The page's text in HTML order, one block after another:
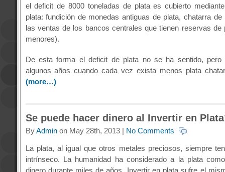
el deficit de 8000 toneladas de plata es cubierto
plata: fundición de monedas antiguas de plata, chatarra de
las ventas de los bancos centrales que tienen reservas de
menores).
De esta forma el deficit de plata no se ha sentido, pero
algunos años cuando cada vez exista menos plata
(more…)
Se puede hacer dinero al Invertir en
ByAdminon May 28th, 2013 | No Comments
La plata, al igual que otros metales preciosos, siempre
intrínseco. La humanidad ha considerado a la plata